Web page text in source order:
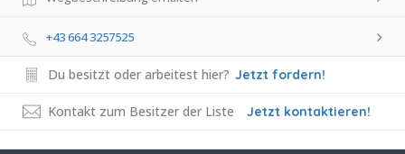
+43 664 3257525
Du besitzt oder arbeitest hier? Jetzt fordern!
Kontakt zum Besitzer der Liste Jetzt kontaktieren!